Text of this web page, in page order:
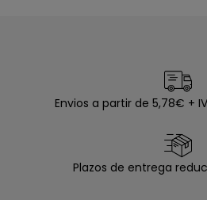
Envios a partir de 5,78€ +
Plazos de entrega